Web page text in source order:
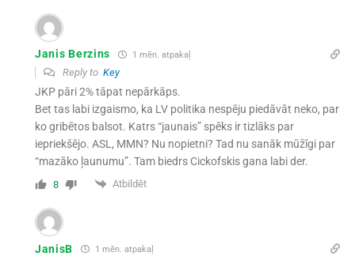
Janis Berzins 1 mēn. atpakaļ
Reply to Key
JKP pāri 2% tāpat nepārkāps.
Bet tas labi izgaismo, ka LV politika nespēju piedāvāt neko, par
ko gribētos balsot. Katrs “jaunais” spēks ir tizlāks par
iepriekšējo. ASL, MMN? Nu nopietni? Tad nu sanāk mūžīgi par
“mazāko ļaunumu”. Tam biedrs Cickofskis gana labi der.
8 Atbildēt
JanisB 1 mēn. atpakaļ